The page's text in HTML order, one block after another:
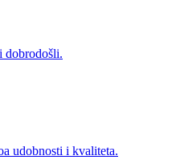
dobrodošli.
udobnosti i kvaliteta.